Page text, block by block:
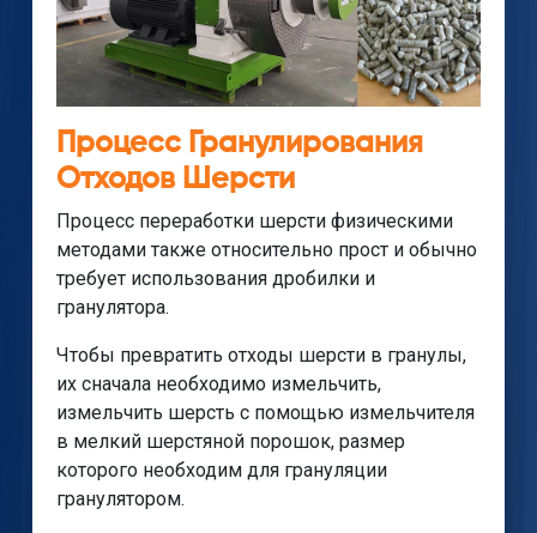
Процесс Гранулирования
Отходов Шерсти
Процесс переработки шерсти физическими
методами также относительно прост и обычно
требует использования дробилки и
гранулятора.
Чтобы превратить отходы шерсти в гранулы,
их сначала необходимо измельчить,
измельчить шерсть с помощью измельчителя
в мелкий шерстяной порошок, размер
которого необходим для грануляции
гранулятором.